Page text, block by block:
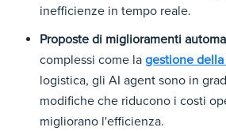
inefficienze in tempo reale.
Proposte di miglioramenti
complessi come la gestione
logistica, gli AI agent sono in
modifiche che riducono i costi
migliorano l'efficienza.